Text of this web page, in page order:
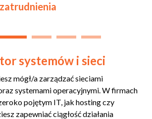
systemów i sieci
mógł/a zarządzać sieciami
systemami operacyjnymi. W firmach
pojętym IT, jak hosting czy
zapewniać ciągłość działania